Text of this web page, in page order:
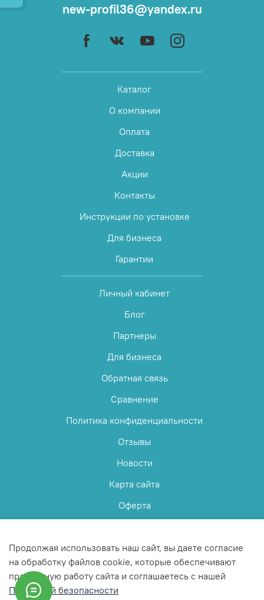
Каталог
О компании
Оплата
Доставка
Акции
Контакты
Инструкции по установке
Для бизнеса
Гарантии
Личный кабинет
Блог
Партнеры
Для бизнеса
Обратная связь
Сравнение
Политика конфиденциальности
Отзывы
Новости
Карта сайта
Оферта
new-profil36@yandex.ru
© 2025 Любое использование контента без письменного
Продолжая использовать наш сайт, вы даете согласие
на обработку файлов cookie, которые обеспечивают
правильную работу сайта и соглашаетесь с нашей
Политикой безопасности